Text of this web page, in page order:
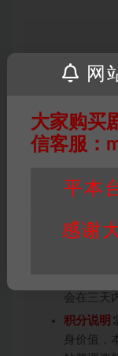
因百度网
效链接请
免责声明
投稿+个
未购买，
条约约
版权归属
权均属于
件通知并
会在三天
积分说明
身价值，
网
大家购买
信客服：
平本
感谢